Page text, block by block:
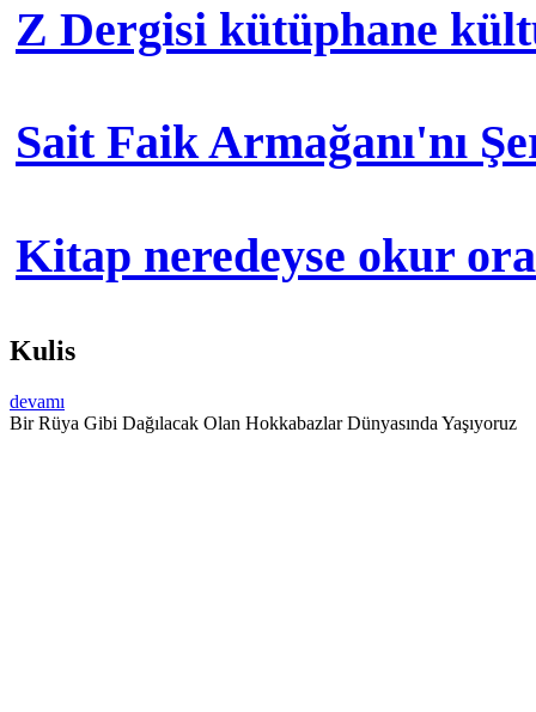
Z Dergisi kütüphane
Sait Faik Armağanı'nı
Kitap neredeyse okur
Kulis
devamı
Bir Rüya Gibi Dağılacak Olan Hokkabazlar Dünyasında Yaşıyoruz